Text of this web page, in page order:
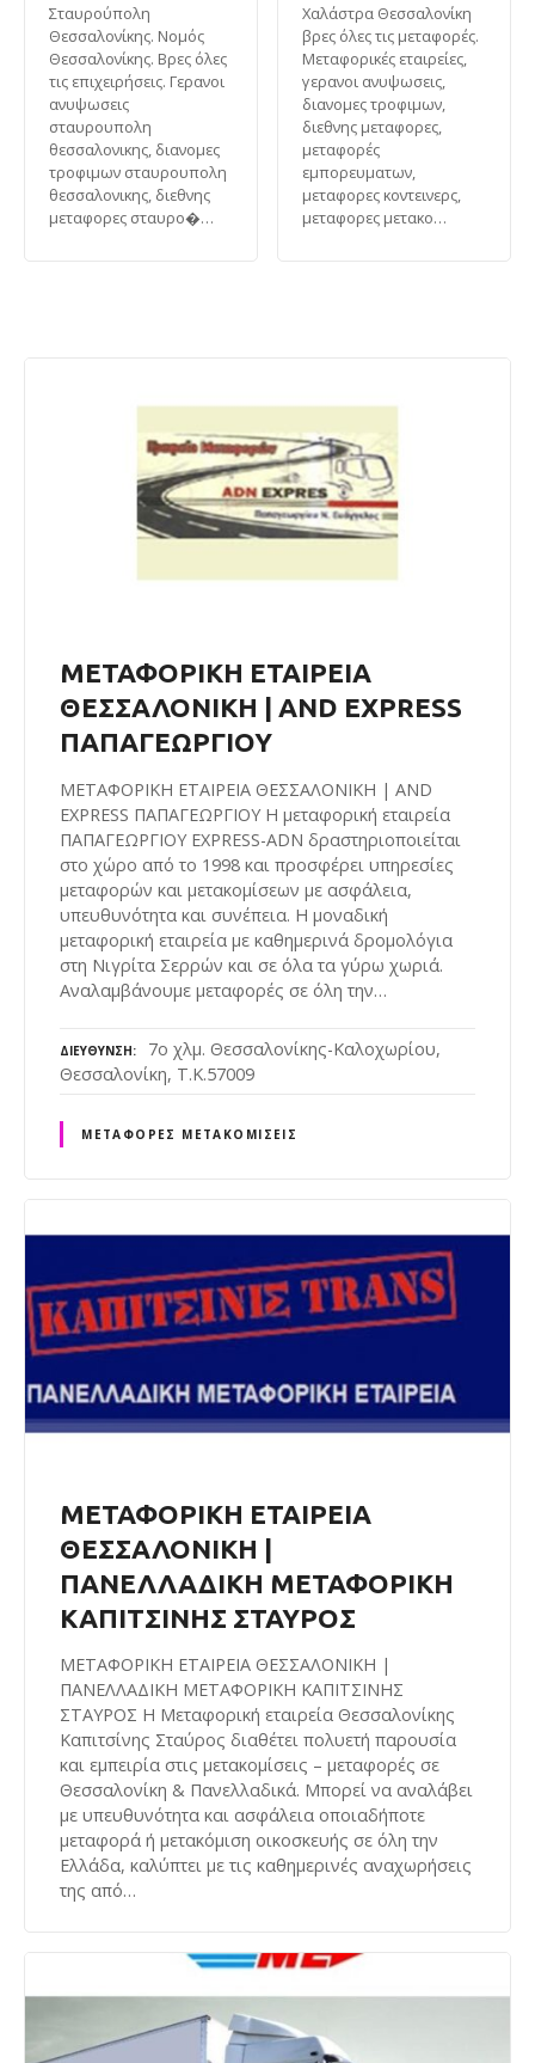
Σταυρούπολη
Θεσσαλονίκης. Νομός
Θεσσαλονίκης. Βρες όλες
τις επιχειρήσεις. Γερανοι
ανυψωσεις
σταυρουπολη
θεσσαλονικης, διανομες
τροφιμων σταυρουπολη
θεσσαλονικης, διεθνης
μεταφορες σταυρο�…
Χαλάστρα Θεσσαλονίκη
βρες όλες τις μεταφορές.
Μεταφορικές εταιρείες,
γερανοι ανυψωσεις,
διανομες τροφιμων,
διεθνης μεταφορες,
μεταφορές
εμπορευματων,
μεταφορες κοντεινερς,
μεταφορες μετακο…
ΜΕΤΑΦΟΡΙΚΗ ΕΤΑΙΡΕΙΑ
ΘΕΣΣΑΛΟΝΙΚΗ | AND EXPRESS
ΠΑΠΑΓΕΩΡΓΙΟΥ
ΜΕΤΑΦΟΡΙΚΗ ΕΤΑΙΡΕΙΑ ΘΕΣΣΑΛΟΝΙΚΗ | AND
EXPRESS ΠΑΠΑΓΕΩΡΓΙΟΥ Η μεταφορική εταιρεία
ΠΑΠΑΓΕΩΡΓΙΟΥ EXPRESS-ADN δραστηριοποιείται
στο χώρο από το 1998 και προσφέρει υπηρεσίες
μεταφορών και μετακομίσεων με ασφάλεια,
υπευθυνότητα και συνέπεια. Η μοναδική
μεταφορική εταιρεία με καθημερινά δρομολόγια
στη Νιγρίτα Σερρών και σε όλα τα γύρω χωριά.
Αναλαμβάνουμε μεταφορές σε όλη την…
ΔΙΕΎΘΥΝΣΗ
7ο χλμ. Θεσσαλονίκης-Καλοχωρίου,
Θεσσαλονίκη, Τ.Κ.57009
ΜΕΤΑΦΟΡΈΣ ΜΕΤΑΚΟΜΊΣΕΙΣ
ΜΕΤΑΦΟΡΙΚΗ ΕΤΑΙΡΕΙΑ
ΘΕΣΣΑΛΟΝΙΚΗ |
ΠΑΝΕΛΛΑΔΙΚΗ ΜΕΤΑΦΟΡΙΚΗ
ΚΑΠΙΤΣΙΝΗΣ ΣΤΑΥΡΟΣ
ΜΕΤΑΦΟΡΙΚΗ ΕΤΑΙΡΕΙΑ ΘΕΣΣΑΛΟΝΙΚΗ |
ΠΑΝΕΛΛΑΔΙΚΗ ΜΕΤΑΦΟΡΙΚΗ ΚΑΠΙΤΣΙΝΗΣ
ΣΤΑΥΡΟΣ Η Μεταφορική εταιρεία Θεσσαλονίκης
Καπιτσίνης Σταύρος διαθέτει πολυετή παρουσία
και εμπειρία στις μετακομίσεις – μεταφορές σε
Θεσσαλονίκη & Πανελλαδικά. Μπορεί να αναλάβει
με υπευθυνότητα και ασφάλεια οποιαδήποτε
μεταφορά ή μετακόμιση οικοσκευής σε όλη την
Ελλάδα, καλύπτει με τις καθημερινές αναχωρήσεις
της από…